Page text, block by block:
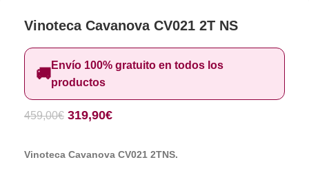
Vinoteca Cavanova CV021 2T NS
🚚Envío 100% gratuito en todos los
productos
459,00€ 319,90€
Vinoteca Cavanova CV021 2TNS.